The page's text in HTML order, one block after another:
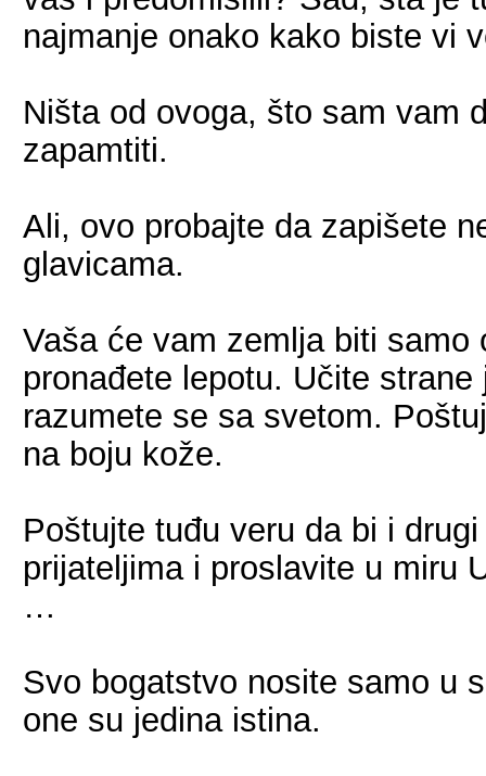
najmanje onako kako biste vi
Ništa od ovoga, što sam vam
zapamtiti.
Ali, ovo probajte da zapišete
glavicama.
Vaša će vam zemlja biti
pronađete lepotu. Učite
razumete se sa svetom.
na boju kože.
Poštujte tuđu veru da bi i
prijateljima i proslavite u miru
…
Svo bogatstvo nosite samo u
one su jedina istina.